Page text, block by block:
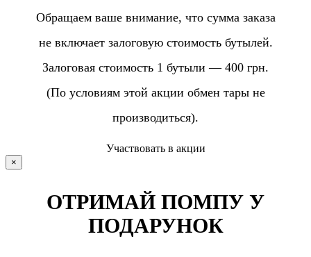
Обращаем ваше внимание, что сумма заказа
не включает залоговую стоимость бутылей.
Залоговая стоимость 1 бутыли — 400 грн.
(По условиям этой акции обмен тары не
производиться).
Участвовать в акции
×
ОТРИМАЙ ПОМПУ У
ПОДАРУНОК